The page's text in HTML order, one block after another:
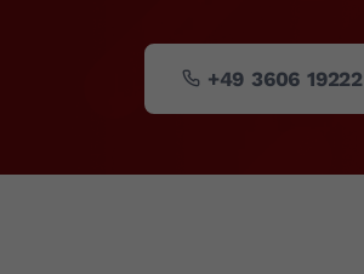
+49 3606 19222